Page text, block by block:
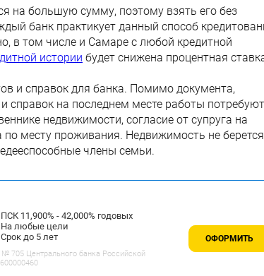
на большую сумму, поэтому взять его без
банк практикует данный способ
в том числе и Самаре с любой кредитной
истории будет снижена процентная
и справок для банка. Помимо документа,
справок на последнем месте работы
недвижимости, согласие от супруга на
по месту проживания. Недвижимость не
члены семьи.
ПСК 11,900% - 42,000% годовых
На любые цели
Срок до 5 лет
705 Центрального банка Российской
ОФОРМИТЬ